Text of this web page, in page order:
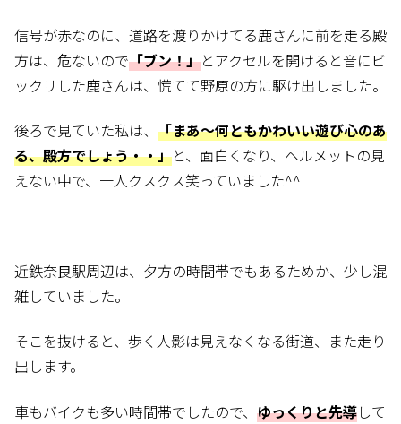
信号が赤なのに、道路を渡りかけてる鹿さんに前を走る殿
方は、危ないので「ブン！」とアクセルを開けると音にビ
ックリした鹿さんは、慌てて野原の方に駆け出しました。
後ろで見ていた私は、 「まあ～何ともかわいい遊び心のあ
る、殿方でしょう・・」と、面白くなり、ヘルメットの見
えない中で、一人クスクス笑っていました^^
近鉄奈良駅周辺は、夕方の時間帯でもあるためか、少し混
雑していました。
そこを抜けると、歩く人影は見えなくなる街道、また走り
出します。
車もバイクも多い時間帯でしたので、 ゆっくりと先導して